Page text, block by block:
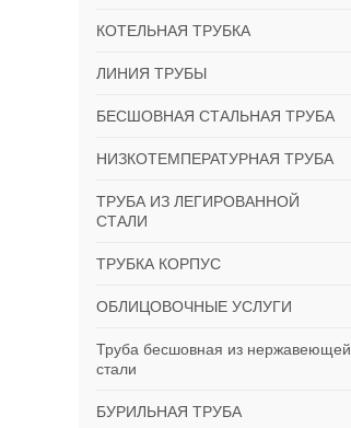
КОТЕЛЬНАЯ ТРУБКА
ЛИНИЯ ТРУБЫ
БЕСШОВНАЯ СТАЛЬНАЯ ТРУБА
НИЗКОТЕМПЕРАТУРНАЯ ТРУБА
ТРУБА ИЗ ЛЕГИРОВАННОЙ
СТАЛИ
ТРУБКА КОРПУС
ОБЛИЦОВОЧНЫЕ УСЛУГИ
Труба бесшовная из нержавеющей
стали
БУРИЛЬНАЯ ТРУБА